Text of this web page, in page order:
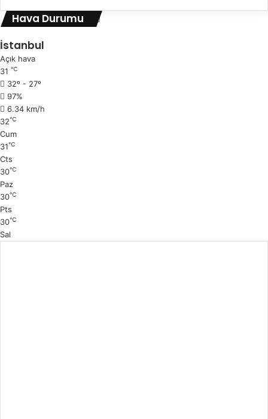
Hava Durumu
İstanbul
Açık hava
31 ℃
32º - 27º
97%
6.34 km/h
32℃
Cum
31℃
Cts
30℃
Paz
30℃
Pts
30℃
Sal